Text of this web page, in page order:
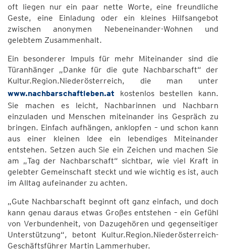
oft liegen nur ein paar nette Worte, eine freundliche
Geste, eine Einladung oder ein kleines Hilfsangebot
zwischen anonymen Nebeneinander-Wohnen und
gelebtem Zusammenhalt.
Ein besonderer Impuls für mehr Miteinander sind die
Türanhänger „Danke für die gute Nachbarschaft“ der
Kultur.Region.Niederösterreich, die man unter
www.nachbarschaftleben.at kostenlos bestellen kann.
Sie machen es leicht, Nachbarinnen und Nachbarn
einzuladen und Menschen miteinander ins Gespräch zu
bringen. Einfach aufhängen, anklopfen – und schon kann
aus einer kleinen Idee ein lebendiges Miteinander
entstehen. Setzen auch Sie ein Zeichen und machen Sie
am „Tag der Nachbarschaft“ sichtbar, wie viel Kraft in
gelebter Gemeinschaft steckt und wie wichtig es ist, auch
im Alltag aufeinander zu achten.
„Gute Nachbarschaft beginnt oft ganz einfach, und doch
kann genau daraus etwas Großes entstehen – ein Gefühl
von Verbundenheit, von Dazugehören und gegenseitiger
Unterstützung“, betont Kultur.Region.Niederösterreich-
Geschäftsführer Martin Lammerhuber.